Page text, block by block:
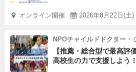
オンライン開催 2026年8月22日(土
NPOチャイルドドクター・
【推薦・総合型で最高評
高校生の力で支援しよう！